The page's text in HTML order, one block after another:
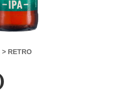
> RETRO